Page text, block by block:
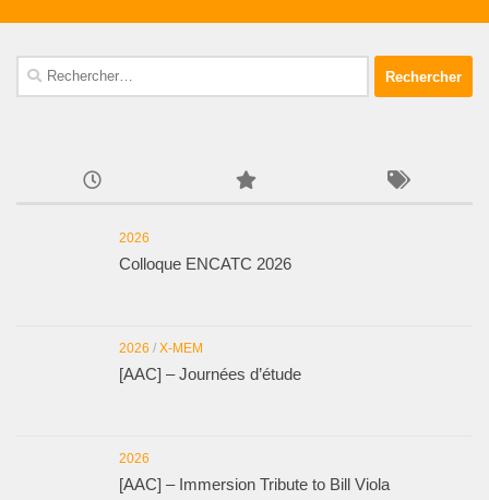
Rechercher :
2026
Colloque ENCATC 2026
2026 / X-MEM
[AAC] – Journées d’étude
2026
[AAC] – Immersion Tribute to Bill Viola